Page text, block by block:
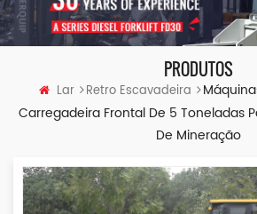
PRODUTOS
Lar Retro Escavadeira
Carregadeira Frontal De 5 Toneladas
De Mineração